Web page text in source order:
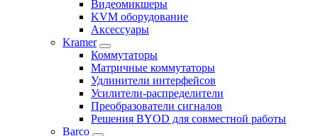
Видеомикшеры
KVM оборудование
Аксессуары
Kramer
Коммутаторы
Матричные коммутаторы
Удлинители интерфейсов
Усилители-распределители
Преобразователи сигналов
Решения BYOD для совместной работы
Barco